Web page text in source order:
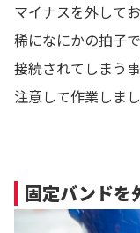
マイナスを外して
稀になにかの拍子
接続されてしまう
注意して作業しまし
固定バンドを